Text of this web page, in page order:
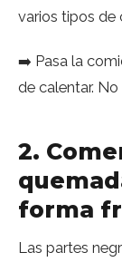
varios tipos de
➡️ Pasa la
de calentar.
2.
forma
Las partes